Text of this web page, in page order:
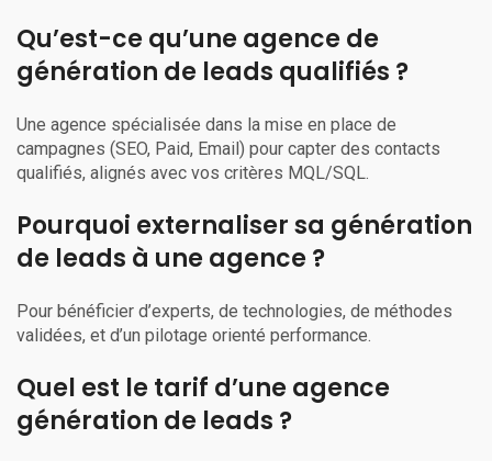
Qu’est-ce qu’une agence de
génération de leads qualifiés ?
Une agence spécialisée dans la mise en place de
campagnes (SEO, Paid, Email) pour capter des contacts
qualifiés, alignés avec vos critères MQL/SQL.
Pourquoi externaliser sa génération
de leads à une agence ?
Pour bénéficier d’experts, de technologies, de méthodes
validées, et d’un pilotage orienté performance.
Quel est le tarif d’une agence
génération de leads ?